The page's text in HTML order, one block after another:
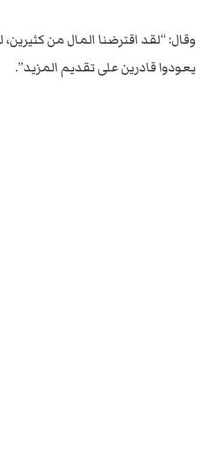
وقال: “لقد اقترضنا المال من
يعودوا قادرين على تقديم المزيد”.